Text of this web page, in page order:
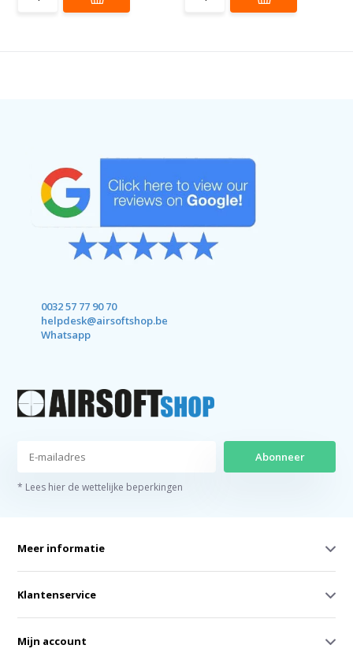
0032 57 77 90 70
helpdesk@airsoftshop.be
Whatsapp
Abonneer
* Lees hier de wettelijke beperkingen
Meer informatie
Klantenservice
Mijn account